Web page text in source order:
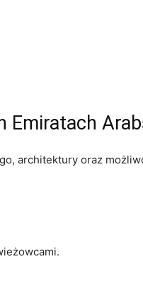
Emiratach⁤
architektury ⁣oraz